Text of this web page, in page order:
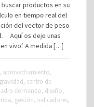
productos en su
en tiempo real del
del vector de peso
Aquí os dejo unas
vivo’. A medida […]
, aprovechamiento,
, centro de
de mando, diseño,
, gestión, indicadores,